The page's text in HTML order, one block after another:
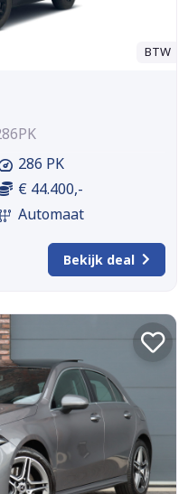
BTW
286 PK
€ 44.400,-
Automaat
Bekijk deal